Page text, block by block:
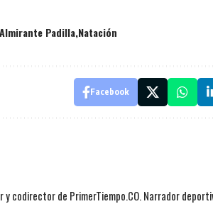
Padilla Natación
Facebook
y codirector de PrimerTiempo.CO. Narrador